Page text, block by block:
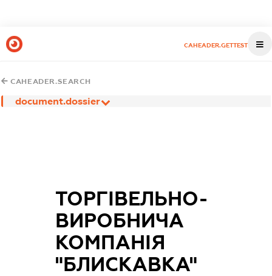
CAHEADER.GETTEST
CAHEADER.SEARCH
document.dossier
ТОРГІВЕЛЬНО-
ВИРОБНИЧА
КОМПАНІЯ
"БЛИСКАВКА"